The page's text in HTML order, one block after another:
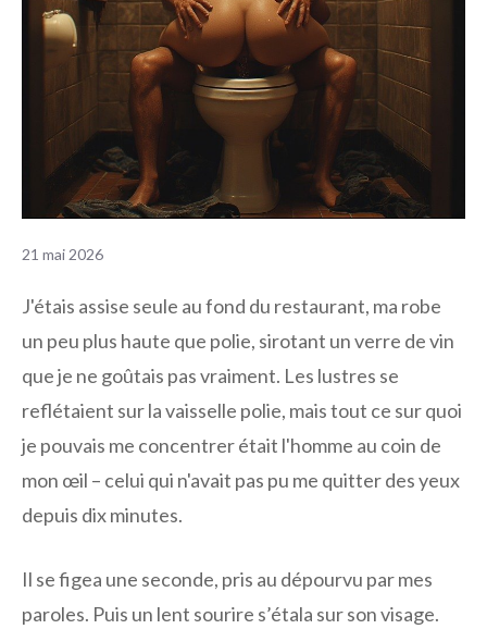
21 mai 2026
J'étais assise seule au fond du restaurant, ma robe
un peu plus haute que polie, sirotant un verre de vin
que je ne goûtais pas vraiment. Les lustres se
reflétaient sur la vaisselle polie, mais tout ce sur quoi
je pouvais me concentrer était l'homme au coin de
mon œil – celui qui n'avait pas pu me quitter des yeux
depuis dix minutes.
Il se figea une seconde, pris au dépourvu par mes
paroles. Puis un lent sourire s’étala sur son visage.